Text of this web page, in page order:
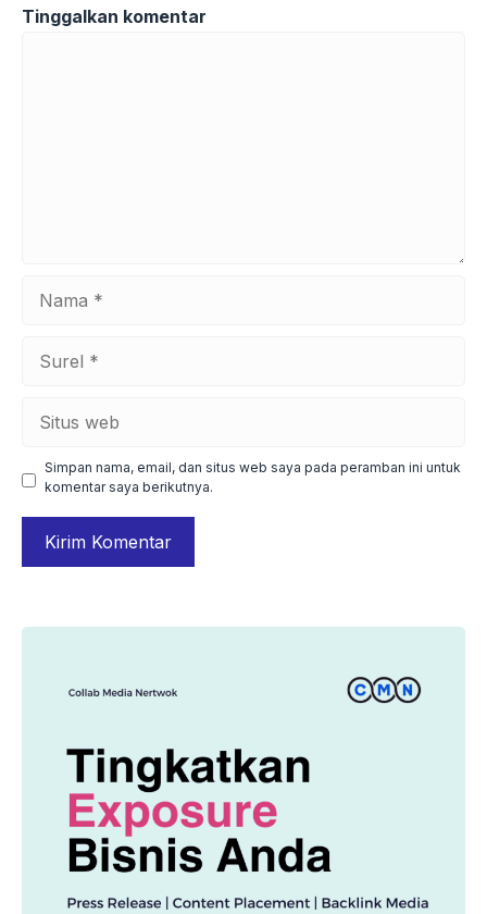
Tinggalkan komentar
web
Simpan nama, email, dan situs web saya pada peramban ini untuk
komentar saya berikutnya.